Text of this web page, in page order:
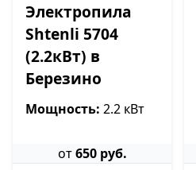
Электропила
Shtenli 5704
(2.2кВт) в
Березино
Мощность: 2.2 кВт
от650 руб.